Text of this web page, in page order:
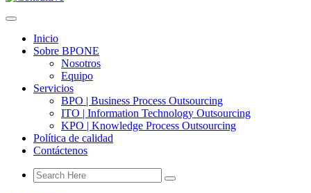
Inicio
Sobre BPONE
Nosotros
Equipo
Servicios
BPO | Business Process Outsourcing
ITO | Information Technology Outsourcing
KPO | Knowledge Process Outsourcing
Política de calidad
Contáctenos